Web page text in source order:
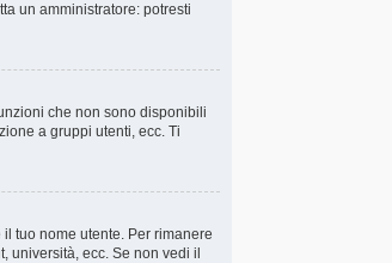
un amministratore: potresti
che non sono disponibili
a gruppi utenti, ecc. Ti
tuo nome utente. Per rimanere
università, ecc. Se non vedi il